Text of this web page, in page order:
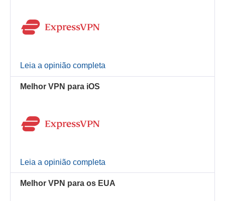
Leia a opinião completa
Melhor VPN para iOS
Leia a opinião completa
Melhor VPN para os EUA